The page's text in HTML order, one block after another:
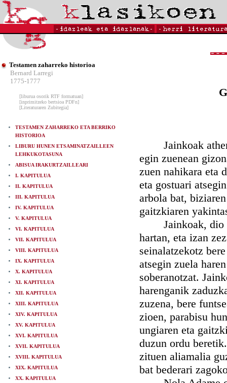
Testamen zaharreko historioa
Bernard Larregi
1775-1777
[liburua osorik RTF formatuan]
[inprimitzeko bertsioa PDFn]
[Literaturaren Zubitegia]
TESTAMEN ZAHARREKO ETA BERRIKO
HISTORIOA
LIBURU HUNEN ETSAMINATZAILLEEN
LEHKUKOTASUNA
ABISUA IRAKURTZAILLEARI
I. KAPITULUA
II. KAPITULUA
III. KAPITULUA
IV. KAPITULUA
V. KAPITULUA
VI. KAPITULUA
VII. KAPITULUA
VIII. KAPITULUA
IX. KAPITULUA
X. KAPITULUA
XI. KAPITULUA
XII. KAPITULUA
XIII. KAPITULUA
XIV. KAPITULUA
XV. KAPITULUA
XVI. KAPITULUA
XVII. KAPITULUA
XVIII. KAPITULUA
XIX. KAPITULUA
XX. KAPITULUA
Jainkoak athera
egin zuenean
zuen nahikara eta
eta gostuari
arbola bat,
gaitzkiaren
Jainkoak, dio
hartan, eta izan
seinalatzekotz
atsegin zuela
soberanotzat.
harenganik
zuzena, bere
zioen, parabisu
ungiaren eta
duzun ordu
zituen aliamalia
bat bederari